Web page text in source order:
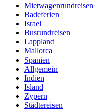
Mietwagenrundreisen
Badeferien
Israel
Busrundreisen
Lappland
Mallorca
Spanien
Allgemein
Indien
Island
Zypern
Städtereisen